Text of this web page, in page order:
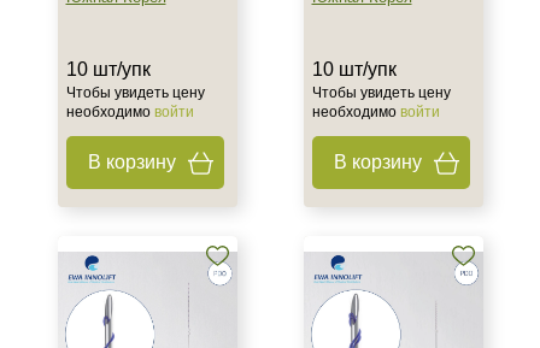
Полидиоксанон (PDO)
Процедура
Нитевой лифтинг
10 шт/упк
Чтобы увидеть цену
необходимо войти
В корзину
10 шт/упк
Чтобы увидеть цену
необходимо войти
В корзину